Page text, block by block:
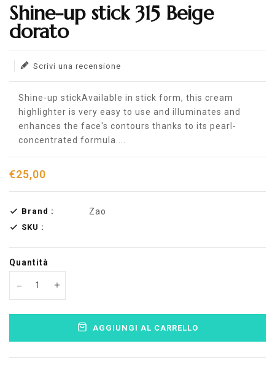
Shine-up stick 315 Beige
dorato
Scrivi una recensione
Translation missing: en.products.product.loader_label
Shine-up stickAvailable in stick form, this cream
highlighter is very easy to use and illuminates and
enhances the face's contours thanks to its pearl-
concentrated formula....
€25,00
Brand : Zao
SKU :
Quantità
Translation missing: en.products.product.decrease
Translation missing:
AGGIUNGI AL CARRELLO